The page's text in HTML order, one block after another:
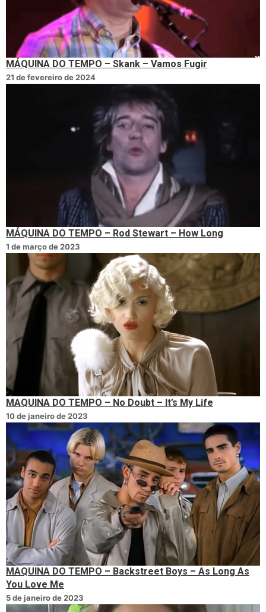
MÁQUINA DO TEMPO – Skank – Vamos Fugir
21 de fevereiro de 2024
MÁQUINA DO TEMPO – Rod Stewart – How Long
1 de março de 2023
MAQUINA DO TEMPO – No Doubt – It’s My Life
10 de janeiro de 2023
MAQUINA DO TEMPO – Backstreet Boys – As Long As
You Love Me
5 de janeiro de 2023